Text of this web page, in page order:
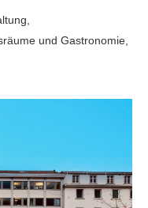
und Gastronomie,